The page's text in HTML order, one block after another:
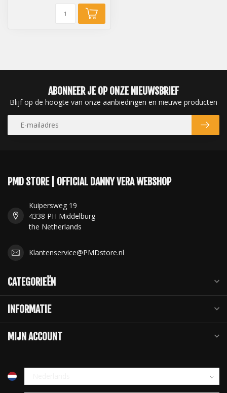
ABONNEER JE OP ONZE NIEUWSBRIEF
Blijf op de hoogte van onze aanbiedingen en nieuwe producten
PMD STORE | OFFICIAL DANNY VERA WEBSHOP
Kuipersweg 19
4338 PH Middelburg
the Netherlands
Klantenservice@PMDstore.nl
CATEGORIEËN
INFORMATIE
MIJN ACCOUNT